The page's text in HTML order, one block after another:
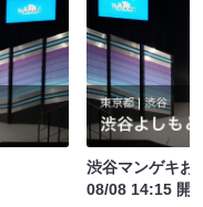
渋谷マンゲキ
08/08 14:15 開